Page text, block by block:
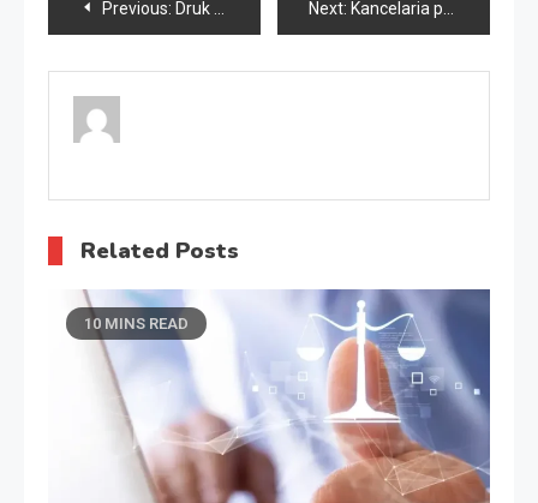
wpisu
Previous: Druk cyfrowy czy offsetowy co wybrać? Next: Kancelaria prawna co?
Related Posts
10 MINS READ